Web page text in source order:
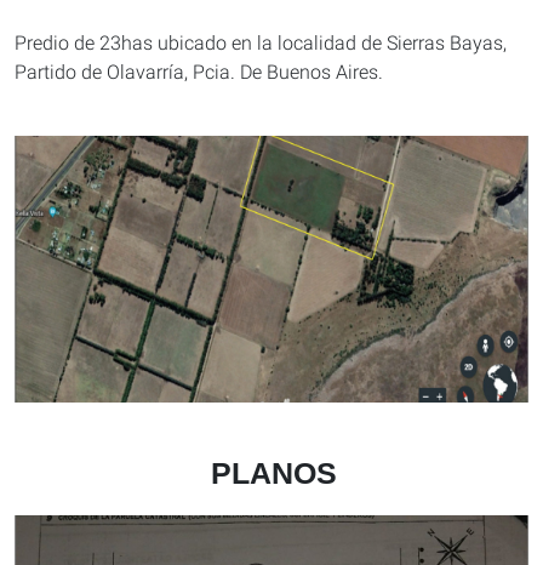
Predio de 23has ubicado en la localidad de Sierras Bayas,
Partido de Olavarría, Pcia. De Buenos Aires.
PLANOS